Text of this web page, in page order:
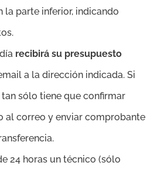
la parte inferior, indicando
recibirá su presupuesto
a la dirección indicada. Si
sólo tiene que confirmar
al correo y enviar comprobante
24 horas un técnico (sólo